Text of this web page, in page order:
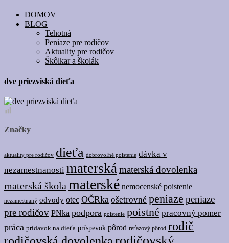
DOMOV
BLOG
Tehotná
Peniaze pre rodičov
Aktuality pre rodičov
Škôlkar a školák
dve priezviská dieťa
Značky
aktuality pre rodičov dieťa dobrovoľné poistenie dávka v
nezamestnanosti materskámaterská dovolenka
materská školamaterské nemocenské poistenie
nezamestnaný odvody otec OČRka ošetrovné peniaze peniaze
pre rodičov PNka podpora poistenie poistné pracovný pomer
práca prídavok na dieťa príspevok pôrod reťazový pôrod rodič